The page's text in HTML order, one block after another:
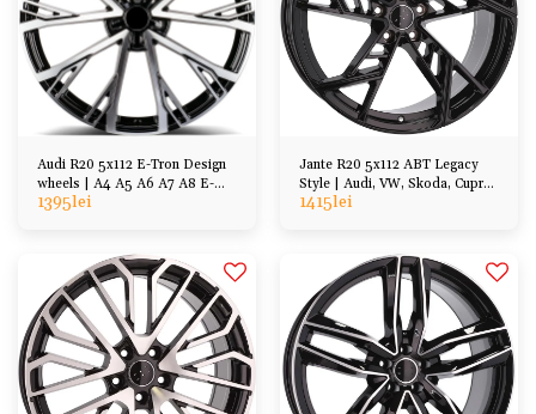
Audi R20 5x112 E-Tron Design
wheels | A4 A5 A6 A7 A8 E-
tron Q7 Q5 Q3
1395lei
Jante R20 5x112 ABT Legacy
Style | Audi, VW, Skoda, Cupra,
Seat
1415lei